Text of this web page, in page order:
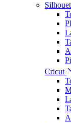
Cricut